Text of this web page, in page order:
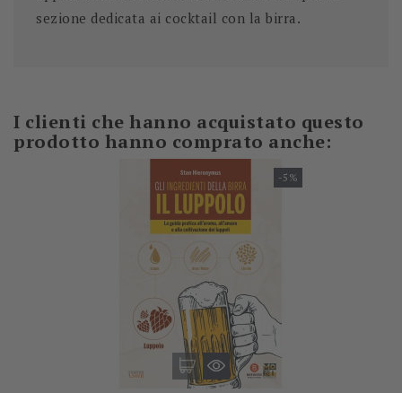
sezione dedicata ai cocktail con la birra.
I clienti che hanno acquistato questo
prodotto hanno comprato anche:
-5%